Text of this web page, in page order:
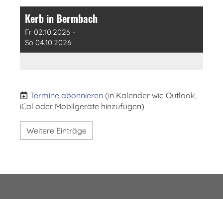
Kerb in Bermbach
Fr 02.10.2026 -
So 04.10.2026
Termine abonnieren (in Kalender wie Outlook,
iCal oder Mobilgeräte hinzufügen)
Weitere Einträge